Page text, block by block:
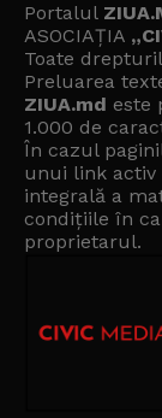
Portalul
ASOCIAȚIA
Toate
Preluarea
ZIUA.md este
1.000 de
În cazul
unui link activ
integrală a
condițiile în
proprietarul.